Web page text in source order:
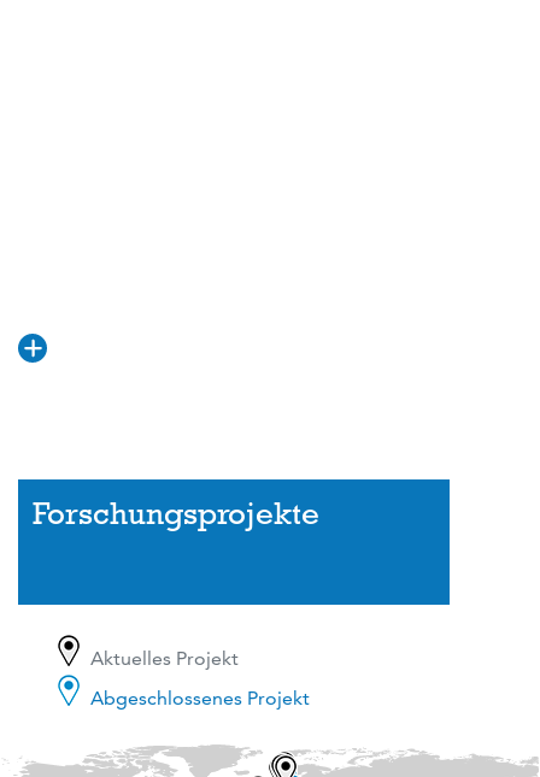
Forschungsprojekte
Aktuelles Projekt
Abgeschlossenes Projekt